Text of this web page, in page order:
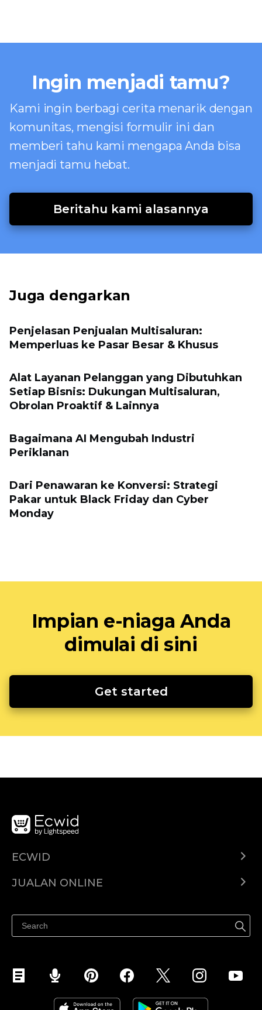
Ingin menjadi tamu?
Kami ingin berbagi cerita menarik dengan
komunitas, mengisi formulir ini dan
memberi tahu kami mengapa Anda bisa
menjadi tamu hebat.
Beritahu kami alasannya
Juga dengarkan
Penjelasan Penjualan Multisaluran:
Memperluas ke Pasar Besar & Khusus
Alat Layanan Pelanggan yang Dibutuhkan
Setiap Bisnis: Dukungan Multisaluran,
Obrolan Proaktif & Lainnya
Bagaimana AI Mengubah Industri
Periklanan
Dari Penawaran ke Konversi: Strategi
Pakar untuk Black Friday dan Cyber ​​
Monday
Impian e-niaga Anda
dimulai di sini
Get started
ECWID
Pusat Bantuan
JUALAN ONLINE
Jualan di Facebook